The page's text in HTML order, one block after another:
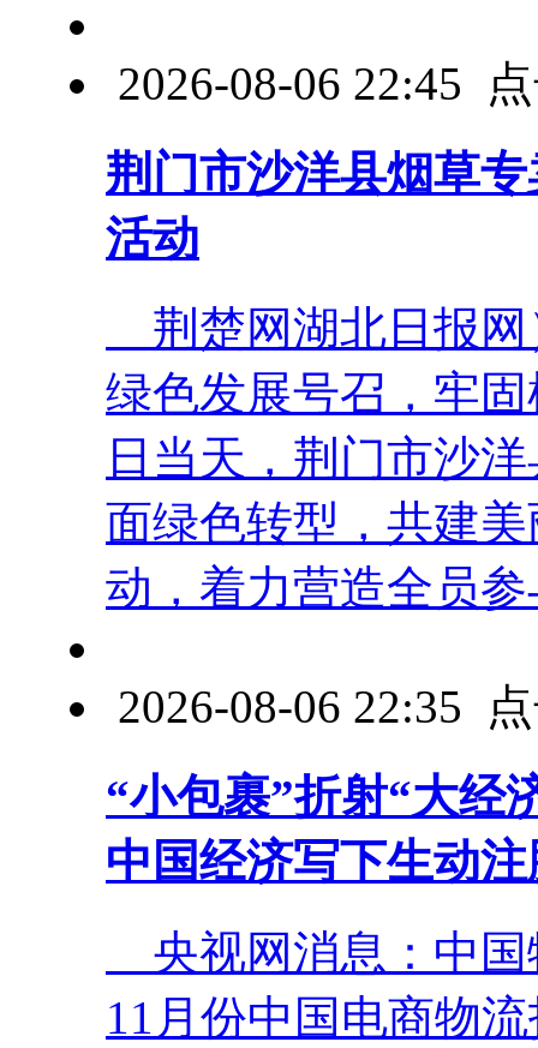
2026-08-06 22:45
荆门市沙洋县烟草
活动
荆楚网湖北日报网
绿色发展号召，牢
日当天，荆门市沙
面绿色转型，共建
动，着力营造全员参
2026-08-06 22:35
“小包裹”折射“大经
中国经济写下生动注
央视网消息：中国
11月份中国电商物